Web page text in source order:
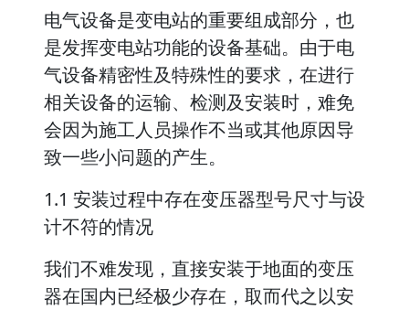
电气设备是变电站的重要组成部分，也
是发挥变电站功能的设备基础。由于电
气设备精密性及特殊性的要求，在进行
相关设备的运输、检测及安装时，难免
会因为施工人员操作不当或其他原因导
致一些小问题的产生。
1.1 安装过程中存在变压器型号尺寸与设
计不符的情况
我们不难发现，直接安装于地面的变压
器在国内已经极少存在，取而代之以安